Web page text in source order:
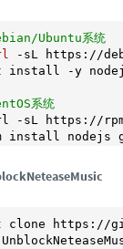
Ubuntu系统
-sL https://
install -y
系统
-sL https://
clone https://